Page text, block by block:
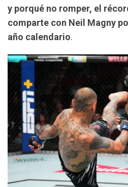
y porqué no romper, el
comparte con Neil Magny
año calendario.